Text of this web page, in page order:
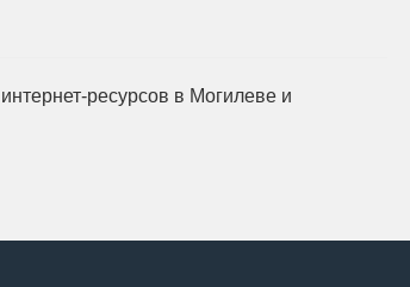
ресурсов в Могилеве и